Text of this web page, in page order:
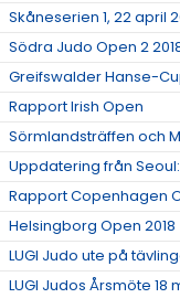
Skåneserien 1, 22 april
Södra Judo Open 2
Greifswalder Hanse-
Rapport Irish Open
Sörmlandsträffen och
Uppdatering från Seoul:
Rapport Copenhagen
Helsingborg Open 2018
LUGI Judo ute på
LUGI Judos Årsmöte 18